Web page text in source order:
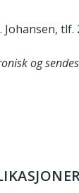
tlf.
og